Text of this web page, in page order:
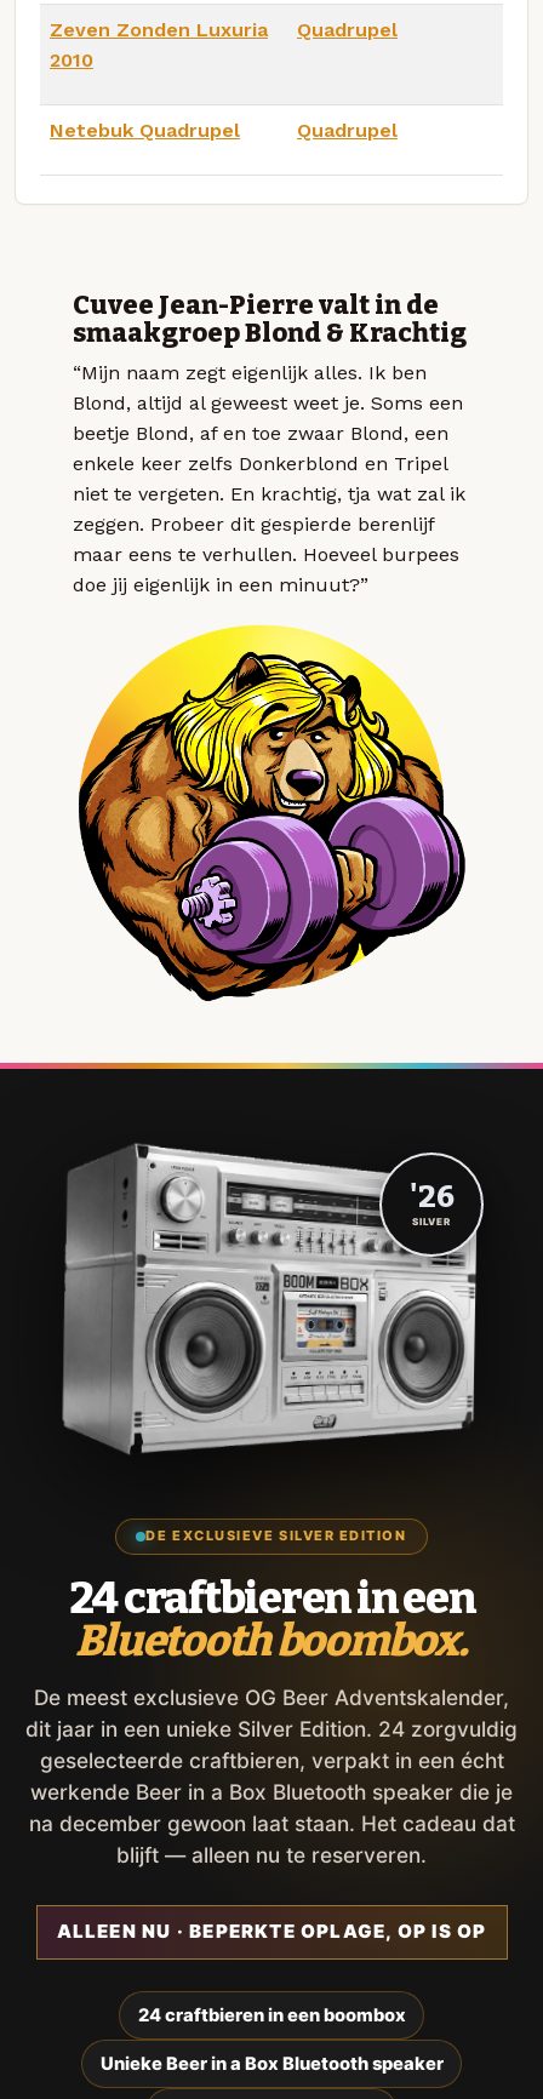
Zeven Zonden Luxuria
2010
Quadrupel
Netebuk Quadrupel Quadrupel
Cuvee Jean-Pierre valt in de
smaakgroep Blond & Krachtig
“Mijn naam zegt eigenlijk alles. Ik ben
Blond, altijd al geweest weet je. Soms een
beetje Blond, af en toe zwaar Blond, een
enkele keer zelfs Donkerblond en Tripel
niet te vergeten. En krachtig, tja wat zal ik
zeggen. Probeer dit gespierde berenlijf
maar eens te verhullen. Hoeveel burpees
doe jij eigenlijk in een minuut?”
DE EXCLUSIEVE SILVER EDITION
24 craftbieren in een
Bluetooth boombox.
De meest exclusieve OG Beer Adventskalender,
dit jaar in een unieke Silver Edition. 24 zorgvuldig
geselecteerde craftbieren, verpakt in een écht
werkende Beer in a Box Bluetooth speaker die je
na december gewoon laat staan. Het cadeau dat
blijft — alleen nu te reserveren.
ALLEEN NU · BEPERKTE OPLAGE, OP IS OP
24 craftbieren in een boombox
Unieke Beer in a Box Bluetooth speaker
'26
SILVER